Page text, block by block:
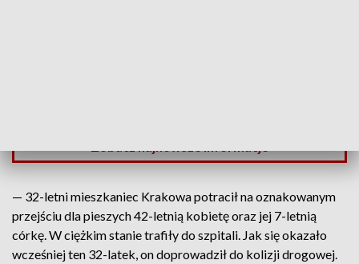
— 32-letni mieszkaniec Krakowa potracił na oznakowanym
przejściu dla pieszych 42-letnią kobietę oraz jej 7-letnią
córkę. W ciężkim stanie trafiły do szpitali. Jak się okazało
wcześniej ten 32-latek, on doprowadził do kolizji drogowej.